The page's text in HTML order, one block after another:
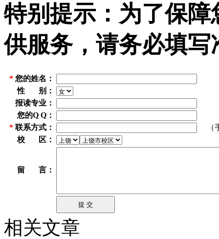
特别提示：为了保
供服务，请务必填
* 您的姓名：
性 别：
报读专业：
您的Q Q：
* 联系方式：
（
校 区：
留 言：
相关文章